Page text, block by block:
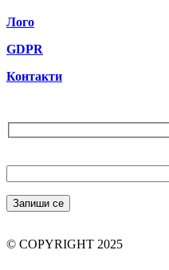
Лого
GDPR
Контакти
© COPYRIGHT 2025